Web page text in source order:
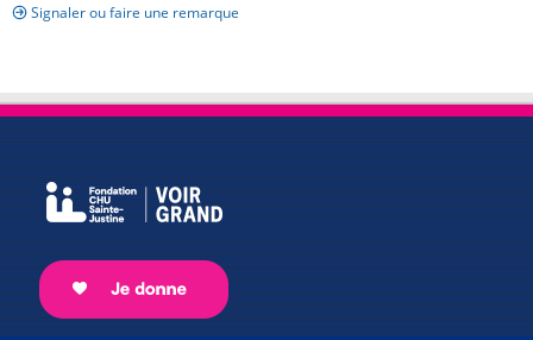
Signaler ou faire une remarque